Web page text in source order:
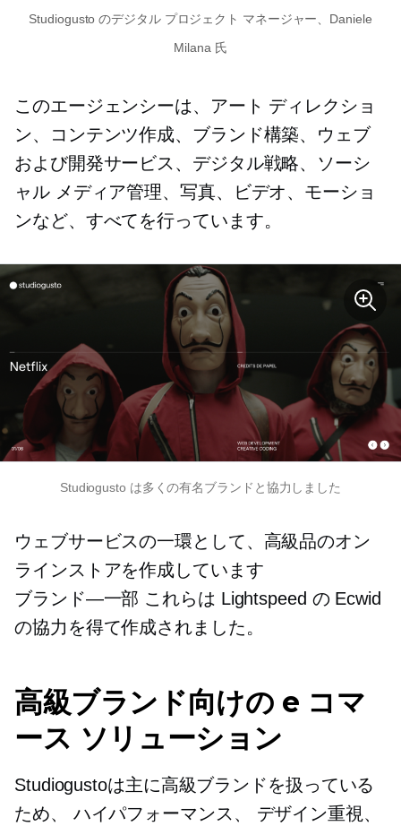
Studiogusto のデジタル プロジェクト マネージャー、Daniele
Milana 氏
このエージェンシーは、アート ディレクショ
ン、コンテンツ作成、ブランド構築、ウェブ
および開発サービス、デジタル戦略、ソーシ
ャル メディア管理、写真、ビデオ、モーショ
ンなど、すべてを行っています。
Studiogusto は多くの有名ブランドと協力しました
ウェブサービスの一環として、高級品のオン
ラインストアを作成しています
ブランド—一部 これらは Lightspeed の Ecwid
の協力を得て作成されました。
高級ブランド向けの e コマ
ース ソリューション
Studiogustoは主に高級ブランドを扱っている
ため、 ハイパフォーマンス、 デザイン重視、